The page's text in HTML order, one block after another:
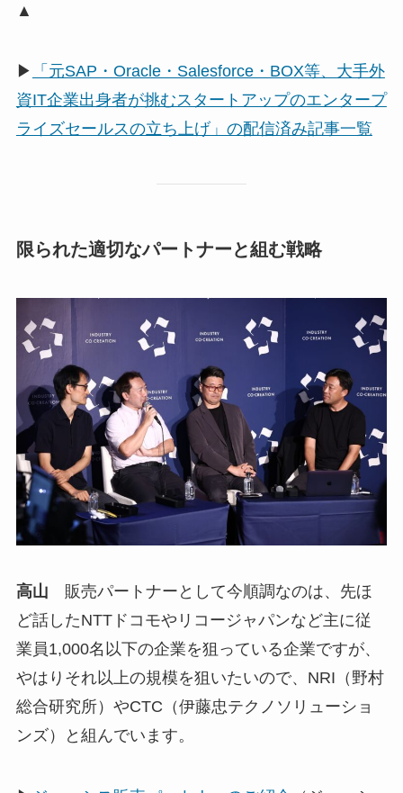
▲
▶
「元SAP・Oracle・Salesforce・BOX等、大手外
資IT企業出身者が挑むスタートアップのエンタープ
ライズセールスの立ち上げ」の配信済み記事一覧
限られた適切なパートナーと組む戦略
高山 販売パートナーとして今順調なのは、先ほ
ど話したNTTドコモやリコージャパンなど主に従
業員1,000名以下の企業を狙っている企業ですが、
やはりそれ以上の規模を狙いたいので、NRI（野村
総合研究所）やCTC（伊藤忠テクノソリューショ
ンズ）と組んでいます。